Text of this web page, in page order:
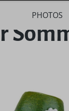
PHOTOS